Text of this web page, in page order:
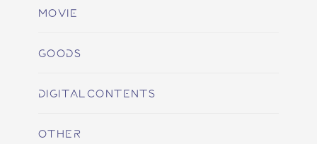
MOVIE
GOODS
DIGITALCONTENTS
OTHER